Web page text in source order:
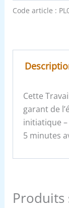
Code article :
Cette
garant de
initiatique –
5 minutes
Produits